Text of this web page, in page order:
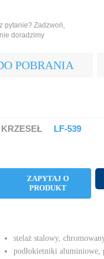
pytanie? Zadzwoń,
doradzimy
POBRANIA
LF-539
ZAPYTAJ O
PRODUKT
stelaż stalowy,
podłokietniki aluminiowe,